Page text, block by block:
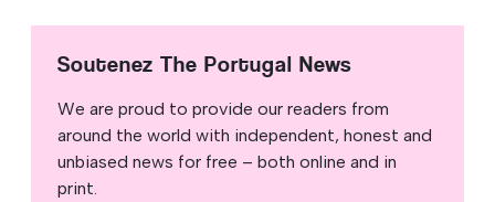
Soutenez The Portugal News
We are proud to provide our readers from
around the world with independent, honest and
unbiased news for free – both online and in
print.